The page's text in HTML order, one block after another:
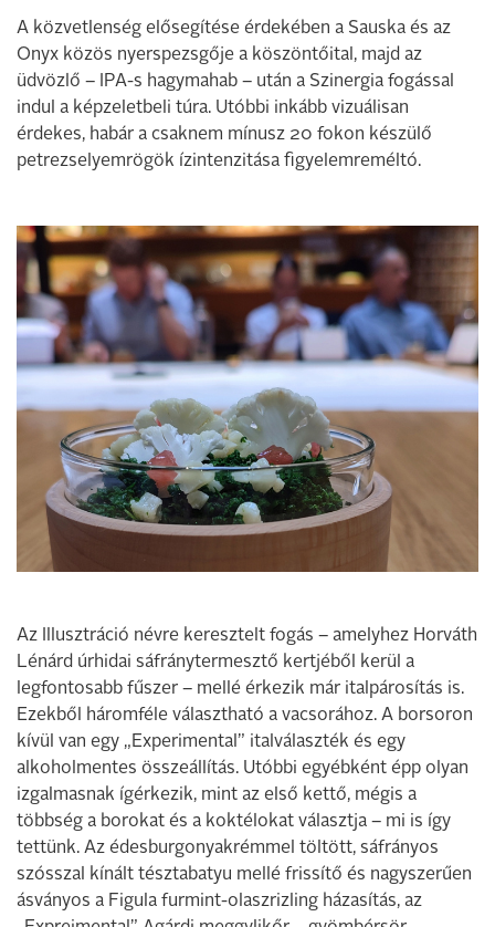
A közvetlenség elősegítése érdekében a Sauska és az
Onyx közös nyerspezsgője a köszöntőital, majd az
üdvözlő – IPA-s hagymahab – után a Szinergia fogással
indul a képzeletbeli túra. Utóbbi inkább vizuálisan
érdekes, habár a csaknem mínusz 20 fokon készülő
petrezselyemrögök ízintenzitása figyelemreméltó.
Az Illusztráció névre keresztelt fogás – amelyhez Horváth
Lénárd úrhidai sáfránytermesztő kertjéből kerül a
legfontosabb fűszer – mellé érkezik már italpárosítás is.
Ezekből háromféle választható a vacsorához. A borsoron
kívül van egy „Experimental” italválaszték és egy
alkoholmentes összeállítás. Utóbbi egyébként épp olyan
izgalmasnak ígérkezik, mint az első kettő, mégis a
többség a borokat és a koktélokat választja – mi is így
tettünk. Az édesburgonyakrémmel töltött, sáfrányos
szósszal kínált tésztabatyu mellé frissítő és nagyszerűen
ásványos a Figula furmint-olaszrizling házasítás, az